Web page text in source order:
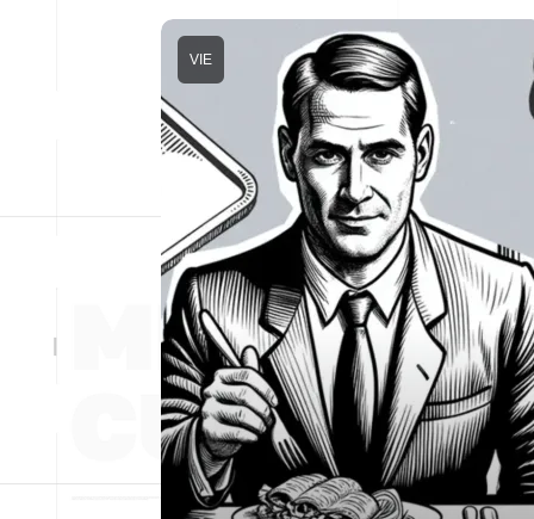
VIE